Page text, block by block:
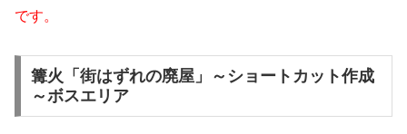
です。
篝火「街はずれの廃屋」～ショートカット作成
～ボスエリア